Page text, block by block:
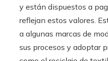
y están dispuestos a
reflejan estos valores.
a algunas marcas de
sus procesos y adoptar